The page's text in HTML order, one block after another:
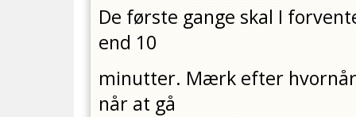
De første gange skal I
end 10
minutter. Mærk efter
når at gå